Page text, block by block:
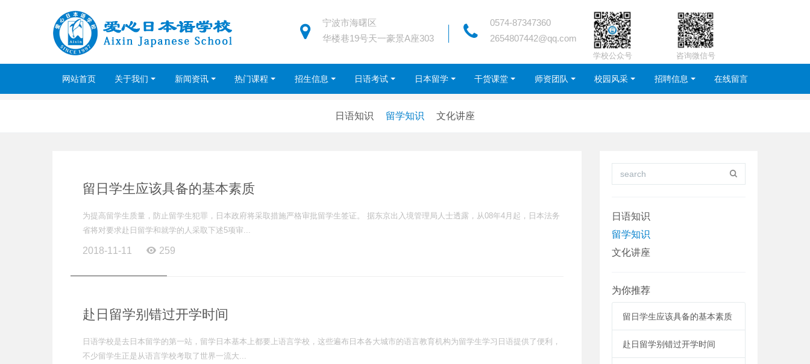
宁波市海曙区
华楼巷19号天一豪景A座303
0574-87347360
2654807442@qq.com
学校公众号 咨询微信号
网站首页 关于我们 新闻资讯 热门课程 招生信息 日语考试 日本留学 干货课堂 师资团队 校园风采 招聘信息 在线留言
日语知识 留学知识 文化讲座
留日学生应该具备的基本素质
为提高留学生质量，防止留学生犯罪，日本政府将采取措施严格审批留学生签证。 据东京出入境管理局人士透露，从08年4月起，日本法务
省将对要求赴日留学和就学的人采取下述5项审...
2018-11-11 259
赴日留学别错过开学时间
日语学校是去日本留学的第一站，留学日本基本上都要上语言学校，这些遍布日本各大城市的语言教育机构为留学生学习日语提供了便利，
不少留学生正是从语言学校考取了世界一流大...
日语知识
留学知识
文化讲座
为你推荐
留日学生应该具备的基本素质
赴日留学别错过开学时间